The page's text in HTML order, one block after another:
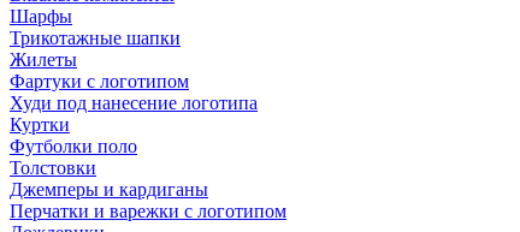
Шарфы
Трикотажные шапки
Жилеты
Фартуки с логотипом
Худи под нанесение логотипа
Куртки
Футболки поло
Толстовки
Джемперы и кардиганы
Перчатки и варежки с логотипом